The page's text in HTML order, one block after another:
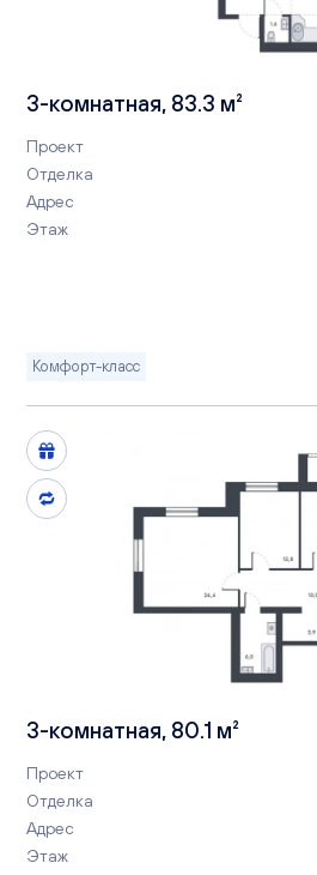
3-комнатная, 83.3 м²
Проект
Отделка
Адрес
Этаж
Комфорт-класс
3-комнатная, 80.1 м²
Проект
Отделка
Адрес
Этаж